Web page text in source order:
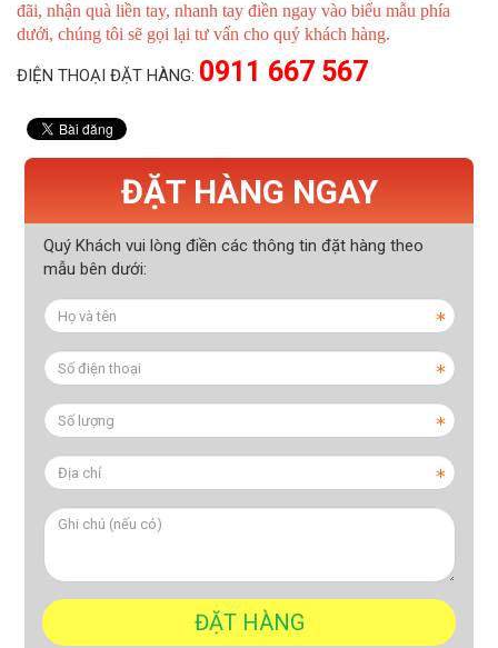
đãi, nhận quà liền tay, nhanh tay điền ngay vào biểu mẫu phía
dưới, chúng tôi sẽ gọi lại tư vấn cho quý khách hàng.
ĐIỆN THOẠI ĐẶT HÀNG: 0911 667 567
ĐẶT HÀNG NGAY
Quý Khách vui lòng điền các thông tin đặt hàng theo
mẫu bên dưới: